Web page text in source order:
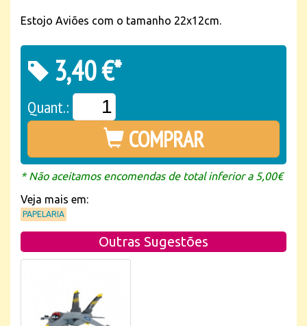
Estojo Aviões com o tamanho 22x12cm.
3,40 €*
Quant.:
COMPRAR
* Não aceitamos encomendas de total inferior a 5,00€
Veja mais em:
PAPELARIA
Outras Sugestões